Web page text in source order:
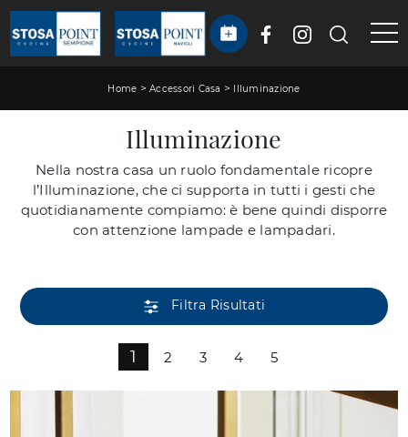
Home >Accessori Casa > Illuminazione
Illuminazione
Nella nostra casa un ruolo fondamentale ricopre
l’Illuminazione, che ci supporta in tutti i gesti che
quotidianamente compiamo: è bene quindi disporre
con attenzione lampade e lampadari.
Filtra Risultati
1 2 3 4 5